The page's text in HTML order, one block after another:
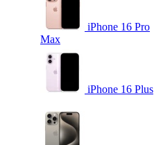
iPhone 16 Pro
Max
iPhone 16 Plus